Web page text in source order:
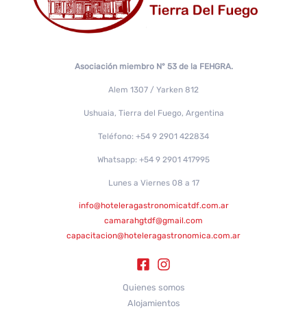
Asociación miembro N° 53 de la FEHGRA.
Alem 1307 / Yarken 812
Ushuaia, Tierra del Fuego, Argentina
Teléfono: +54 9 2901 422834
Whatsapp: +54 9 2901 417995
Lunes a Viernes 08 a 17
info@hoteleragastronomicatdf.com.ar
camarahgtdf@gmail.com
capacitacion@hoteleragastronomica.com.ar
Quienes somos
Alojamientos